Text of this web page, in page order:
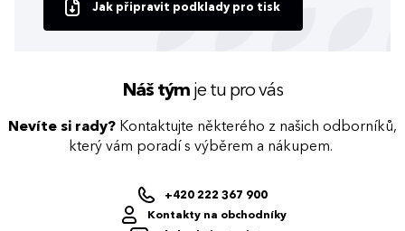
Jak připravit podklady pro tisk
Náš týmje tu pro vás
Nevíte si rady? Kontaktujte některého z našich odborníků,
který vám poradí s výběrem a nákupem.
+420 222 367 900
Kontakty na obchodníky